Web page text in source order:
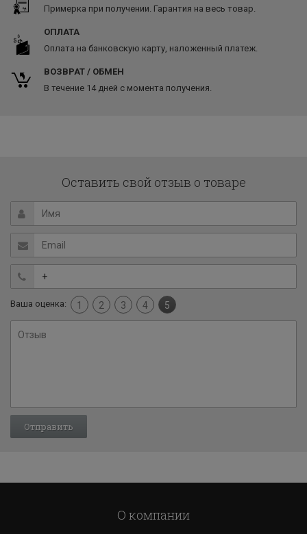
Примерка при получении. Гарантия на весь товар.
ОПЛАТА
Оплата на банковскую карту, наложенный платеж.
ВОЗВРАТ / ОБМЕН
В течение 14 дней с момента получения.
Оставить свой отзыв о товаре
Ваша оценка: 1 2 3 4 5
О компании